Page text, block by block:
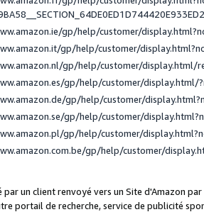
gp/help/customer/
gp/help/customer/
gp/help/customer/display.html/
gp/help/customer/display.html/
gp/help/customer/
gp/help/customer/
gp/help/customer/
gp/help/customer/
un client renvoyé vers un Site d'Amazon
portail de recherche, service de publicité